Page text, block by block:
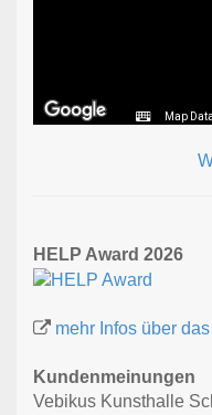
Map Data
HELP Award 2026
mehr Infos über
Kundenmeinungen
Vebikus Kunsthalle